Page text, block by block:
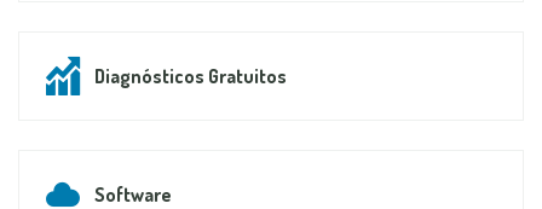
Diagnósticos Gratuitos
Software